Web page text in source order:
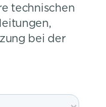
technischen
bei der